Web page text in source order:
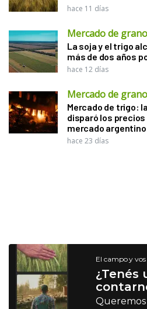
hace 11 días
Mercado de
La soja y el trigo
más de dos años
hace 12 días
Mercado de
Mercado de trigo:
disparó los
mercado argentino
hace 23 días
El campo y vos
¿Tenés